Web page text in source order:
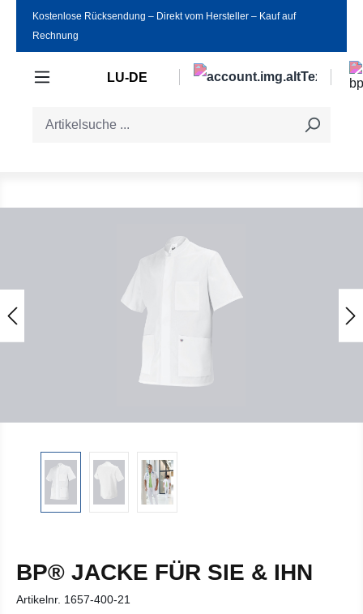
Zum Hauptinhalt springen
Kostenlose Rücksendung ‒ Direkt vom Hersteller ‒ Kauf auf
Rechnung
LU-DE
BP® JACKE FÜR SIE & IHN
Artikelnr. 1657-400-21